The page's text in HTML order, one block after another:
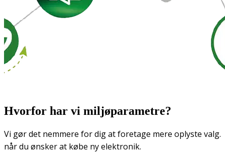
Hvorfor har vi miljøparametre?
Vi gør det nemmere for dig at foretage mere oplyste valg.
når du ønsker at købe ny elektronik.